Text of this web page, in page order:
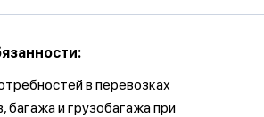
в перевозках
багажа и грузобагажа при